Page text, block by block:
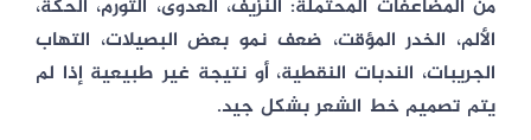
من المضاعفات المحتملة: النزيف، العدوى، التورم، الحكة،
الألم، الخدر المؤقت، ضعف نمو بعض البصيلات، التهاب
الجريبات، الندبات النقطية، أو نتيجة غير طبيعية إذا لم
يتم تصميم خط الشعر بشكل جيد.